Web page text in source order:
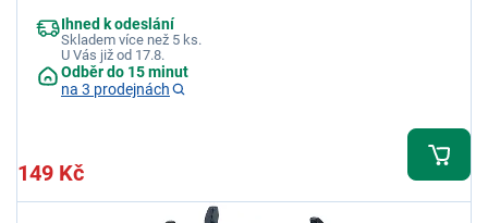
Ihned k odeslání
Skladem více než 5 ks.
U Vás již od 17.8.
Odběr do 15 minut
na 3 prodejnách
149 Kč